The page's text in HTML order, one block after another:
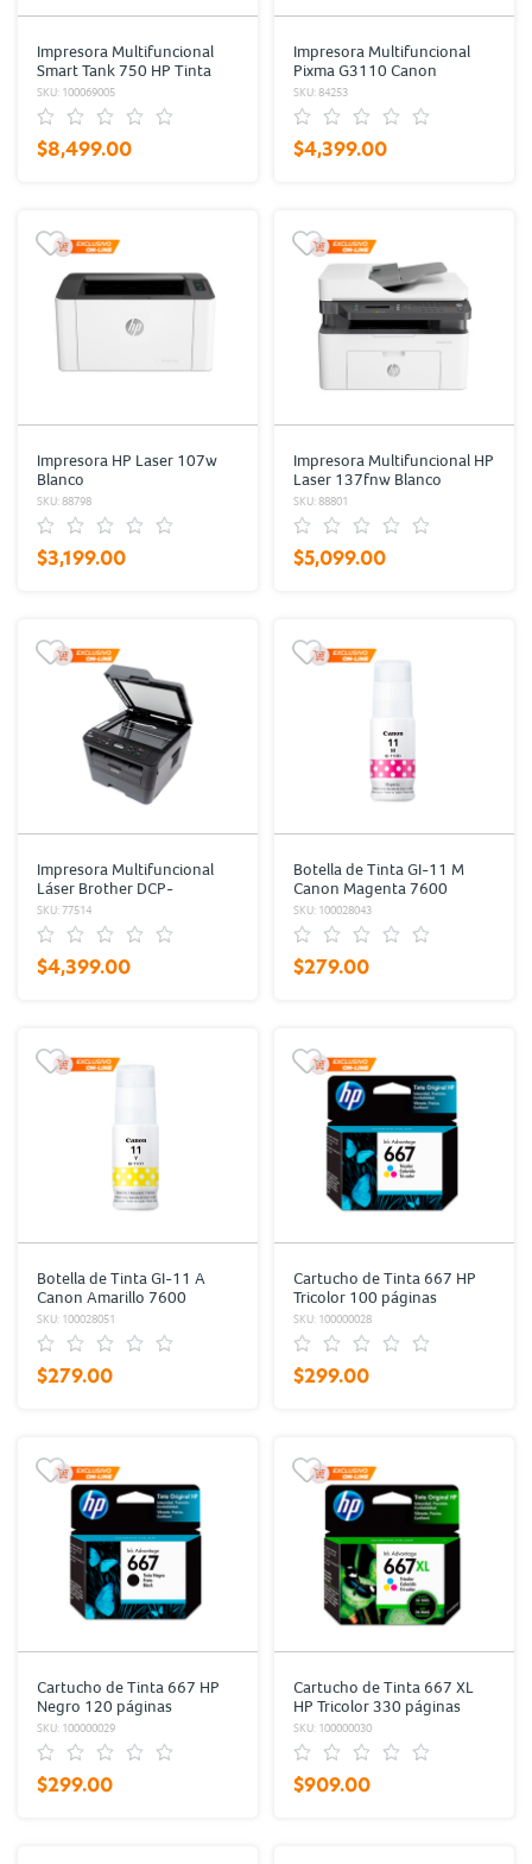
Impresora Multifuncional
Smart Tank 750 HP Tinta
Continua Color
SKU: 100069005
$8,499.00
Impresora Multifuncional
Pixma G3110 Canon
Negro/Color
SKU: 84253
$4,399.00
Impresora HP Laser 107w
Blanco
SKU: 88798
$3,199.00
Impresora Multifuncional HP
Laser 137fnw Blanco
SKU: 88801
$5,099.00
Impresora Multifuncional
Láser Brother DCP-
L2540DW Wi-Fi Impresión
Blanco y Negro
SKU: 77514
$4,399.00
Botella de Tinta GI-11 M
Canon Magenta 7600
páginas
SKU: 100028043
$279.00
Botella de Tinta GI-11 A
Canon Amarillo 7600
páginas
SKU: 100028051
$279.00
Cartucho de Tinta 667 HP
Tricolor 100 páginas
SKU: 100000028
$299.00
Cartucho de Tinta 667 HP
Negro 120 páginas
SKU: 100000029
$299.00
Cartucho de Tinta 667 XL
HP Tricolor 330 páginas
SKU: 100000030
$909.00